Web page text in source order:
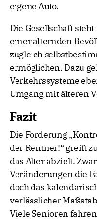
eigene Auto.
Die Gesellschaft
einer alternden
zugleich
ermöglichen. Dazu
Verkehrssysteme
Umgang mit älteren
Fazit
Die Forderung
der Rentner!“ greift
das Alter abzielt.
Veränderungen die
doch das
verlässlicher
Viele Senioren